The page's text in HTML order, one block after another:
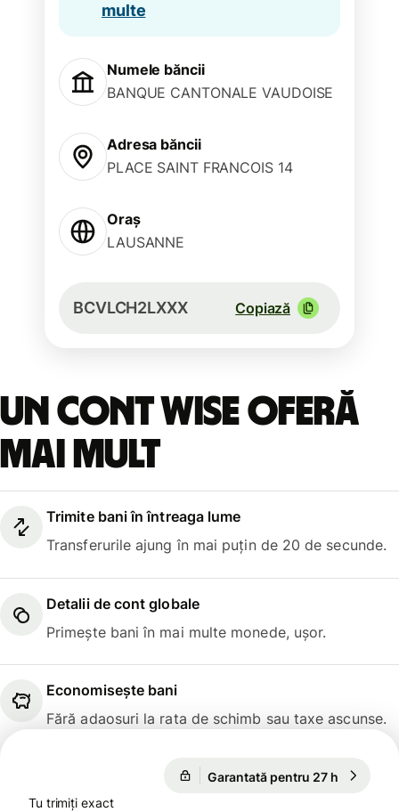
multe
Numele băncii
BANQUE CANTONALE VAUDOISE
Adresa băncii
PLACE SAINT FRANCOIS 14
Oraș
LAUSANNE
BCVLCH2LXXX Copiază
Un cont Wise oferă
mai mult
Trimite bani în întreaga lume
Transferurile ajung în mai puțin de 20 de secunde.
Detalii de cont globale
Primește bani în mai multe monede, ușor.
Economisește bani
Fără adaosuri la rata de schimb sau taxe ascunse.
Garantată pentru 27 h
Tu trimiți exact